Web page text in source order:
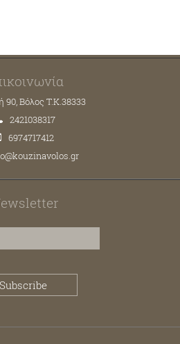
90, Βόλος T.K.38333
2421038317
6974717412